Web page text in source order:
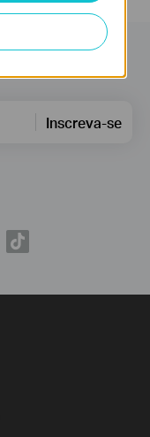
Inscreva-se